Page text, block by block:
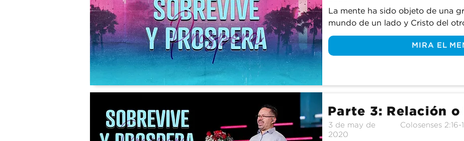
La mente ha sido objeto de una
mundo de un lado y Cristo del
MIRA EL
Parte 3: Relación
3 de may de
2020
Colosenses 2:16-